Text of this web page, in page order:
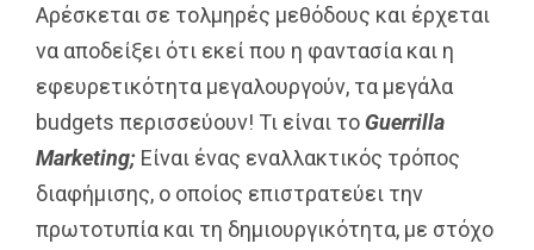
Αρέσκεται σε τολμηρές μεθόδους και έρχεται
να αποδείξει ότι εκεί που η φαντασία και η
εφευρετικότητα μεγαλουργούν, τα μεγάλα
budgets περισσεύουν! Τι είναι το Guerrilla
Marketing; Είναι ένας εναλλακτικός τρόπος
διαφήμισης, ο οποίος επιστρατεύει την
πρωτοτυπία και τη δημιουργικότητα, με στόχο